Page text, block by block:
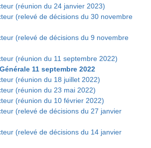
(réunion du 24 janvier 2023)
(relevé de décisions du 30 novembre
(relevé de décisions du 9 novembre
(réunion du 11 septembre 2022)
11 septembre 2022
(réunion du 18 juillet 2022)
(réunion du 23 mai 2022)
(réunion du 10 février 2022)
(relevé de décisions du 27 janvier
(relevé de décisions du 14 janvier